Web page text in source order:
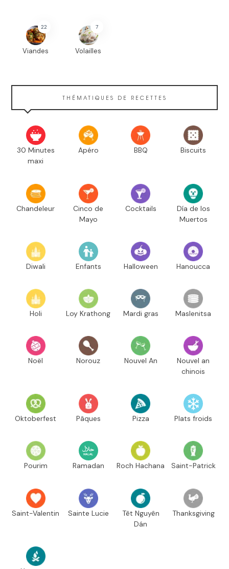
22
Viandes
7
Volailles
THÉMATIQUES DE RECETTES
30 Minutes
maxi
Apéro BBQ Biscuits
Chandeleur
Cinco de
Mayo
Cocktails
Día de los
Muertos
Diwali Enfants Halloween Hanoucca
Holi Loy Krathong Mardi gras Maslenitsa
Noël Norouz Nouvel An
Nouvel an
chinois
Oktoberfest Pâques Pizza Plats froids
Pourim Ramadan Roch Hachana Saint-Patrick
Saint-Valentin Sainte Lucie
Têt Nguyên
Dán
Thanksgiving